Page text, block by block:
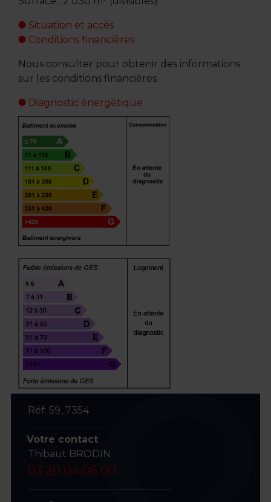
Situation et accès
Conditions financières
Nous consulter pour obtenir des informations
sur les conditions financières
Diagnostic énergétique
Réf: 59_7354
Votre contact
Thibaut BRODIN
03 20 04 06 00